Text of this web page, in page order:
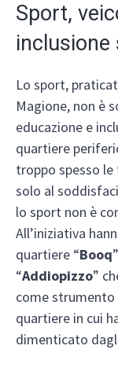
Sport,
inclusione
Lo sport,
Magione, non è
educazione e
quartiere
troppo spesso
solo al
lo sport non è
All’iniziativa
quartiere “Booq
“Addiopizzo”
come strumento
quartiere in cui
dimenticato